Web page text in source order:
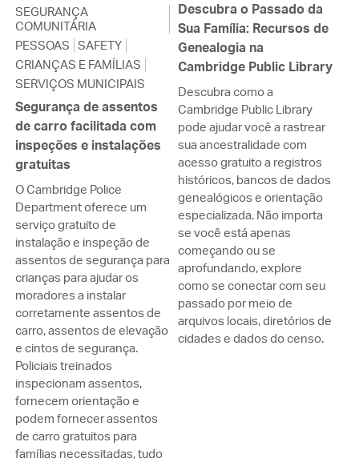
SEGURANÇA
COMUNITÁRIA
PESSOAS SAFETY
CRIANÇAS E FAMÍLIAS
SERVIÇOS MUNICIPAIS
Segurança de assentos
de carro facilitada com
inspeções e instalações
gratuitas
O Cambridge Police
Department oferece um
serviço gratuito de
instalação e inspeção de
assentos de segurança para
crianças para ajudar os
moradores a instalar
corretamente assentos de
carro, assentos de elevação
e cintos de segurança.
Policiais treinados
inspecionam assentos,
fornecem orientação e
podem fornecer assentos
de carro gratuitos para
famílias necessitadas, tudo
Descubra o Passado da
Sua Família: Recursos de
Genealogia na
Cambridge Public Library
Descubra como a
Cambridge Public Library
pode ajudar você a rastrear
sua ancestralidade com
acesso gratuito a registros
históricos, bancos de dados
genealógicos e orientação
especializada. Não importa
se você está apenas
começando ou se
aprofundando, explore
como se conectar com seu
passado por meio de
arquivos locais, diretórios de
cidades e dados do censo.